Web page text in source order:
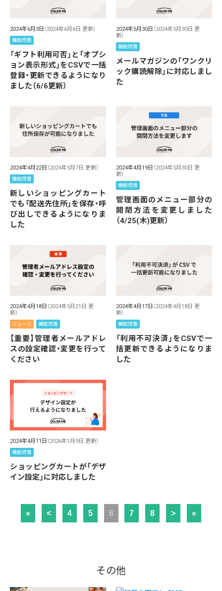
2024年6月3日 （2024年6月6日 更新）
機能改善
「ギフト利用可否」と「オプシ
ョン表示形式」をCSVで一括
登録・更新できるようになり
ました（6/6更新）
2024年5月30日 （2024年5月30日 更
新）
機能改善
メールマガジンの「ワンクリ
ック購読解除」に対応しまし
た
2024年4月22日 （2024年5月7日 更新）
機能改善
新しいショッピングカート
でも「配送先住所」を保存・呼
び出しできるようになりま
した
2024年4月19日 （2024年5月30日 更
新）
機能改善
管理画面のメニュー部分の
開閉方法を変更しました
（4/25(木)更新）
2024年4月18日 （2024年5月21日 更
新）
ニュース 機能改善
【重要】管理者メールアドレ
スの設定確認・変更を行って
ください
2024年4月17日 （2024年4月18日 更
新）
機能改善
「利用不可決済」をCSVで一
括更新できるようになりま
した
2024年4月11日 （2026年1月9日 更新）
機能改善
ショッピングカートが「デザ
イン設定」に対応しました
« < 4 5 6 7 8 > »
その他